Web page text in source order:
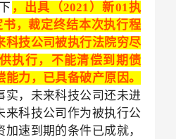
，出具（2021）新01执
，裁定终结本次执行程
科技公司被执行法院穷尽
执行，不能清偿到期债
力，已具备破产原因。
实，未来科技公司还未进
来科技公司作为被执行公
速到期的条件已成就，